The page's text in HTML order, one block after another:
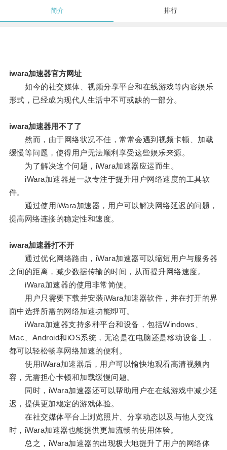
简介 排行
iwara加速器官方网址
如今的社交媒体、视频分享平台和在线游戏等内容娱乐
形式，已经成为现代人生活中不可或缺的一部分。
iwara加速器用不了了
然而，由于网络状况不佳，常常会遇到视频卡顿、加载
缓慢等问题，使得用户无法顺利享受这些娱乐来源。
为了解决这个问题，iWara加速器应运而生。
iWara加速器是一款专注于提升用户网络速度的工具软
件。
通过使用iWara加速器，用户可以解决网络延迟的问题，
提高网络连接的稳定性和速度。
iwara加速器打不开
通过优化网络路由，iWara加速器可以缩短用户与服务器
之间的距离，减少数据传输的时间，从而提升网络速度。
iWara加速器的使用非常简便。
用户只需要下载并安装iWara加速器软件，并在打开的界
面中选择所需的网络加速功能即可。
iWara加速器支持多种平台和设备，包括Windows、
Mac、Android和iOS系统，无论是在电脑还是移动设备上，
都可以轻松畅享网络加速的便利。
使用iWara加速器后，用户可以愉快地观看高清视频内
容，无需担心卡顿和加载缓慢问题。
同时，iWara加速器还可以帮助用户在在线游戏中减少延
迟，提供更加稳定的游戏体验。
在社交媒体平台上浏览照片、分享动态以及与他人交流
时，iWara加速器也能提供更加流畅的使用体验。
总之，iWara加速器的出现极大地提升了用户的网络体